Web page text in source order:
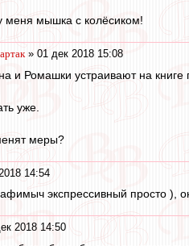
меня мышка с колёсиком!
» 01 дек 2018 15:08
и Ромашки устраивают на
уже.
меры?
14:54
экспрессивный просто ), он
2018 14:50